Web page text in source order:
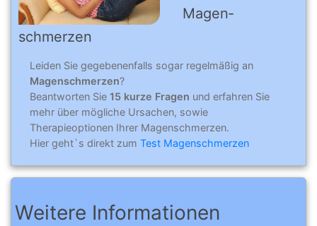
Magen­
schmerzen
Leiden Sie gegebenenfalls sogar regelmäßig an
Magenschmerzen?
Beantworten Sie 15 kurze Fragen und erfahren Sie
mehr über mögliche Ursachen, sowie
Therapieoptionen Ihrer Magenschmerzen.
Hier geht`s direkt zum Test Magenschmerzen
Weitere Informationen